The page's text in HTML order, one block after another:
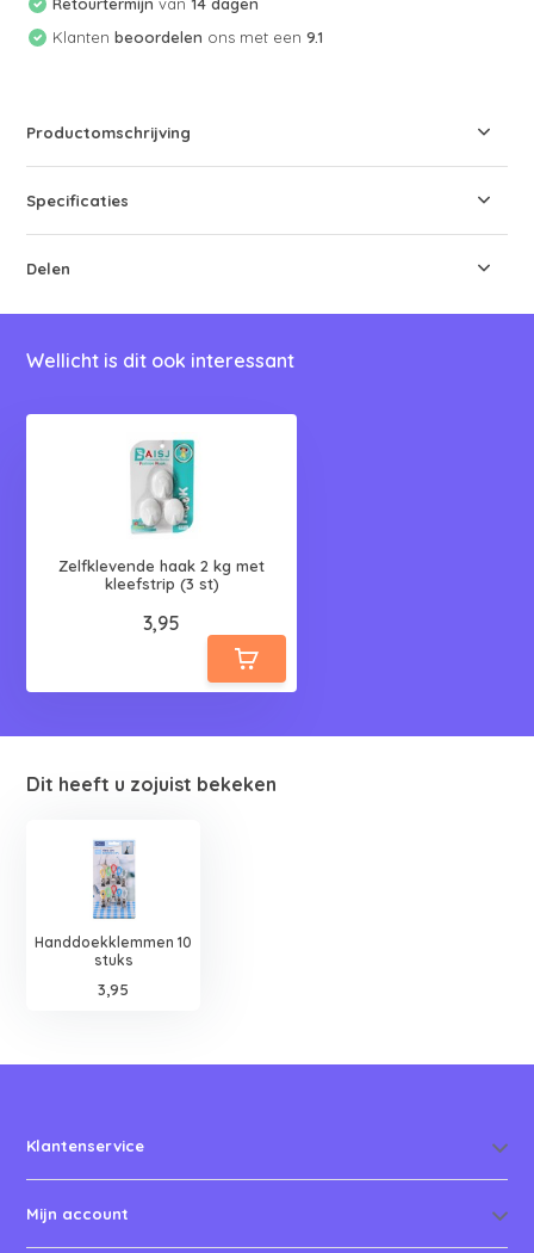
Klantenbeoordelen ons met een9.1
Productomschrijving
Specificaties
Delen
Wellicht is dit ook interessant
Zelfklevende haak 2 kg met
kleefstrip (3 st)
3,95
Dit heeft u zojuist bekeken
Handdoekklemmen 10
stuks
3,95
Klantenservice
Mijn account